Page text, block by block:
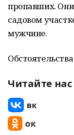
пропавших.
садовом
мужчине.
Читайте нас